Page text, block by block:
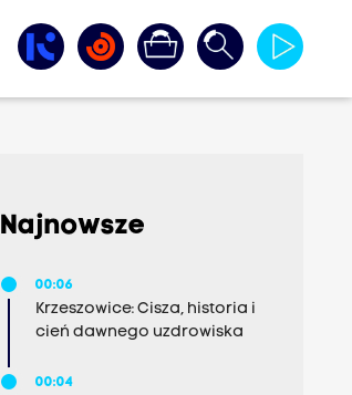
Najnowsze
00:06
Krzeszowice: Cisza, historia i
cień dawnego uzdrowiska
00:04